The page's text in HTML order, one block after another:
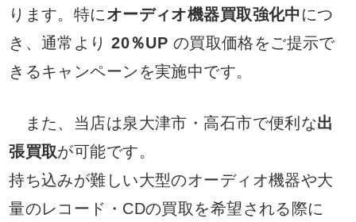
ります。特にオーディオ機器買取強化中につ
き、通常より20％UP の買取価格をご提示で
きるキャンペーンを実施中です。
また、当店は泉大津市・高石市で便利な出
張買取が可能です。
持ち込みが難しい大型のオーディオ機器や大
量のレコード・CDの買取を希望される際に